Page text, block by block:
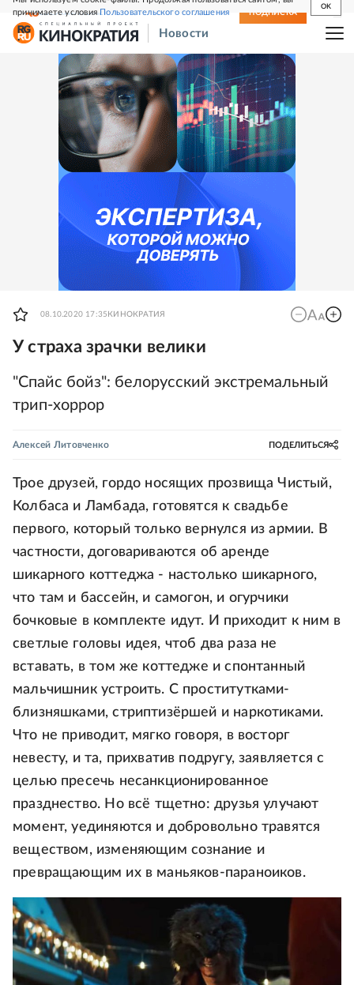
принимаете условияПользовательского соглашения
OK
СВЕЖИЙ НОМЕР ПОДПИСКА
Новости
08.10.2020 17:35 КИНОКРАТИЯ
У страха зрачки велики
"Спайс бойз": белорусский экстремальный
трип-хоррор
Алексей Литовченко ПОДЕЛИТЬСЯ
Трое друзей, гордо носящих прозвища Чистый,
Колбаса и Ламбада, готовятся к свадьбе
первого, который только вернулся из армии. В
частности, договариваются об аренде
шикарного коттеджа - настолько шикарного,
что там и бассейн, и самогон, и огурчики
бочковые в комплекте идут. И приходит к ним в
светлые головы идея, чтоб два раза не
вставать, в том же коттедже и спонтанный
мальчишник устроить. С проститутками-
близняшками, стриптизёршей и наркотиками.
Что не приводит, мягко говоря, в восторг
невесту, и та, прихватив подругу, заявляется с
целью пресечь несанкционированное
празднество. Но всё тщетно: друзья улучают
момент, уединяются и добровольно травятся
веществом, изменяющим сознание и
превращающим их в маньяков-параноиков.